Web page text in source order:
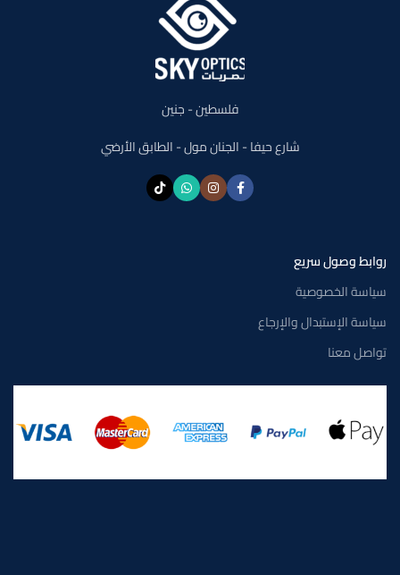
فلسطين - جنين
شارع حيفا - الجنان مول - الطابق الأرضي
روابط وصول سريع
سياسة الخصوصية
سياسة الإستبدال والإرجاع
تواصل معنا